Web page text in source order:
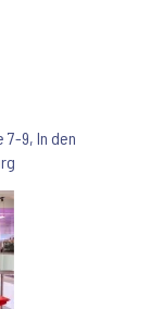
7-9, In den